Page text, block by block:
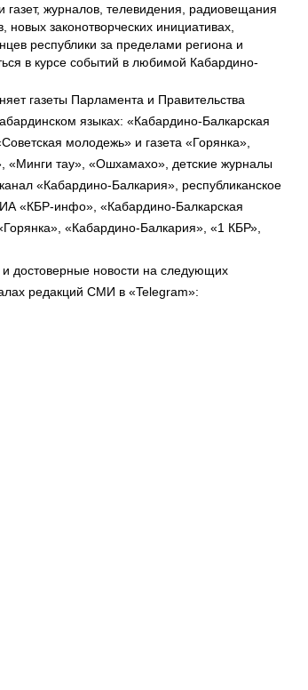
журналов, телевидения, радиовещания
законотворческих инициативах,
республики за пределами региона и
в курсе событий в любимой Кабардино-
газеты Парламента и Правительства
языках: «Кабардино-Балкарская
молодежь» и газета «Горянка»,
«Минги тау», «Ошхамахо», детские журналы
«Кабардино-Балкария», республиканское
«КБР-инфо», «Кабардино-Балкарская
«Кабардино-Балкария», «1 КБР»,
достоверные новости на следующих
редакций СМИ в «Telegram»: